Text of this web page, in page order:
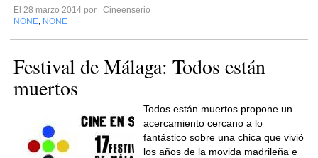
El 28 marzo 2014 por
Cineenserio
NONE NONE
Festival de Málaga: Todos están
muertos
Todos están muertos propone un
acercamiento cercano a lo
fantástico sobre una chica que vivió
los años de la movida madrileña e